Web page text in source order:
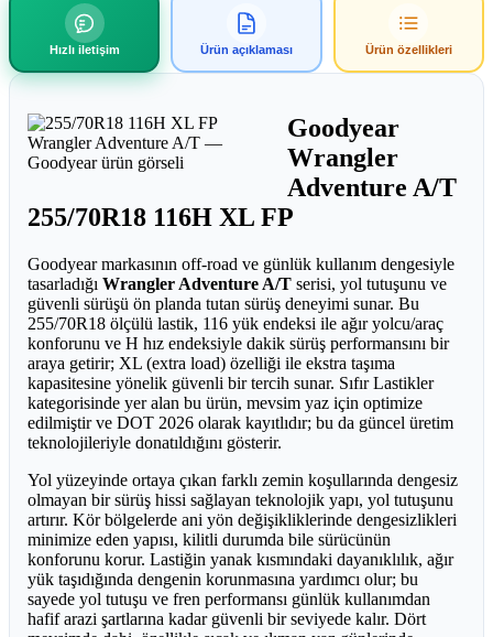
Hızlı iletişim Ürün açıklaması Ürün özellikleri
Goodyear
Wrangler
Adventure A/T
255/70R18 116H XL FP
Goodyear markasının off-road ve günlük kullanım dengesiyle
tasarladığı Wrangler Adventure A/T serisi, yol tutuşunu ve
güvenli sürüşü ön planda tutan sürüş deneyimi sunar. Bu
255/70R18 ölçülü lastik, 116 yük endeksi ile ağır yolcu/araç
konforunu ve H hız endeksiyle dakik sürüş performansını bir
araya getirir; XL (extra load) özelliği ile ekstra taşıma
kapasitesine yönelik güvenli bir tercih sunar. Sıfır Lastikler
kategorisinde yer alan bu ürün, mevsim yaz için optimize
edilmiştir ve DOT 2026 olarak kayıtlıdır; bu da güncel üretim
teknolojileriyle donatıldığını gösterir.
Yol yüzeyinde ortaya çıkan farklı zemin koşullarında dengesiz
olmayan bir sürüş hissi sağlayan teknolojik yapı, yol tutuşunu
artırır. Kör bölgelerde ani yön değişikliklerinde dengesizlikleri
minimize eden yapısı, kilitli durumda bile sürücünün
konforunu korur. Lastiğin yanak kısmındaki dayanıklılık, ağır
yük taşıdığında dengenin korunmasına yardımcı olur; bu
sayede yol tutuşu ve fren performansı günlük kullanımdan
hafif arazi şartlarına kadar güvenli bir seviyede kalır. Dört